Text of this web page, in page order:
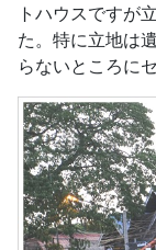
トハウスですが
た。特に立地は
らないところに